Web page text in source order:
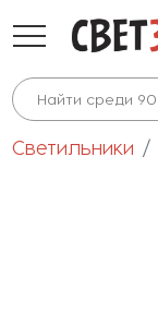
Светильники